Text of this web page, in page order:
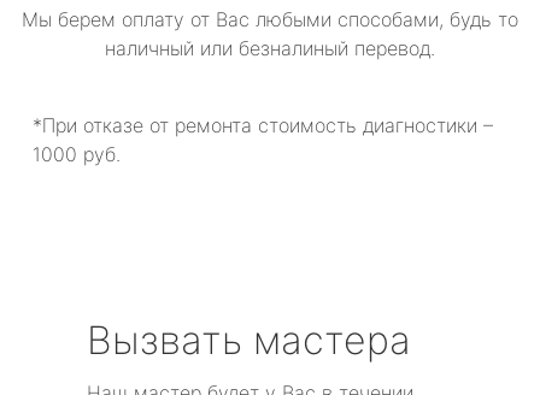
Мы берем оплату от Вас любыми способами, будь то
наличный или безналиный перевод.
*При отказе от ремонта стоимость диагностики –
1000 руб.
Вызвать мастера